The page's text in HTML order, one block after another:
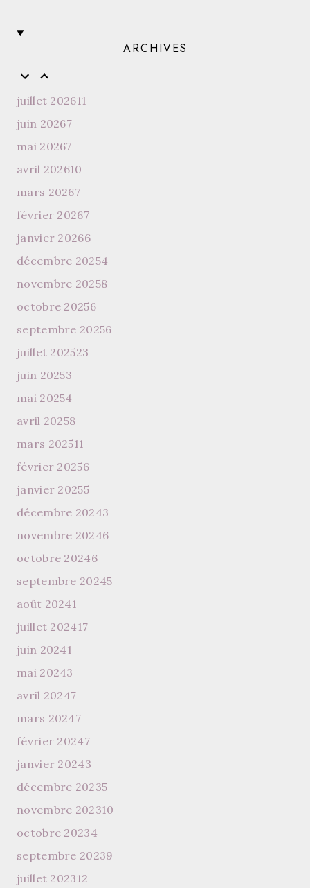
ARCHIVES
juillet 202611
juin 20267
mai 20267
avril 202610
mars 20267
février 20267
janvier 20266
décembre 20254
novembre 20258
octobre 20256
septembre 20256
juillet 202523
juin 20253
mai 20254
avril 20258
mars 202511
février 20256
janvier 20255
décembre 20243
novembre 20246
octobre 20246
septembre 20245
août 20241
juillet 202417
juin 20241
mai 20243
avril 20247
mars 20247
février 20247
janvier 20243
décembre 20235
novembre 202310
octobre 20234
septembre 20239
juillet 202312